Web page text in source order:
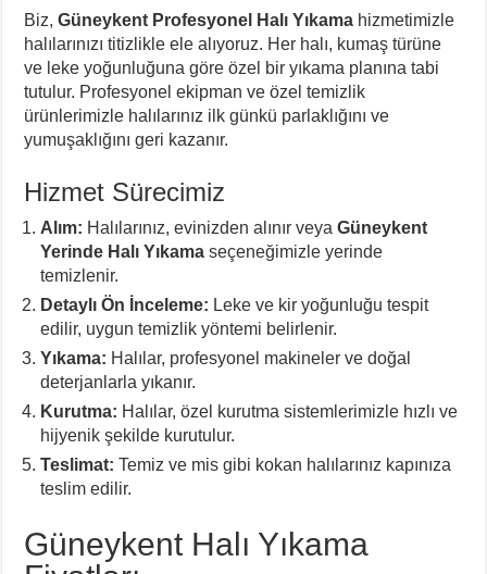
Biz,Güneykent Profesyonel Halı Yıkama hizmetimizle
halılarınızı titizlikle ele alıyoruz. Her halı, kumaş türüne
ve leke yoğunluğuna göre özel bir yıkama planına tabi
tutulur. Profesyonel ekipman ve özel temizlik
ürünlerimizle halılarınız ilk günkü parlaklığını ve
yumuşaklığını geri kazanır.
Hizmet Sürecimiz
Alım: Halılarınız, evinizden alınır veyaGüneykent
Yerinde Halı Yıkama seçeneğimizle yerinde
temizlenir.
Detaylı Ön İnceleme: Leke ve kir yoğunluğu tespit
edilir, uygun temizlik yöntemi belirlenir.
Yıkama: Halılar, profesyonel makineler ve doğal
deterjanlarla yıkanır.
Kurutma: Halılar, özel kurutma sistemlerimizle hızlı ve
hijyenik şekilde kurutulur.
Teslimat: Temiz ve mis gibi kokan halılarınız kapınıza
teslim edilir.
Güneykent Halı Yıkama